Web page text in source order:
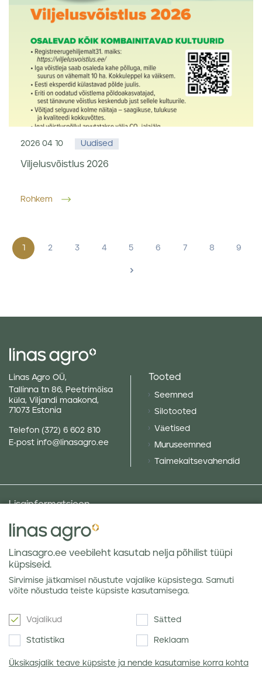
2026 04 10 Uudised
Viljelusvõistlus 2026
Rohkem
1 2 3 4 5 6 7 8 9
>
Linas Agro OÜ,
Tallinna tn 86, Peetrimõisa
küla, Viljandi maakond,
71073 Estonia
Telefon (372) 6 602 810
E-post info@linasagro.ee
Tooted
Seemned
Silotooted
Väetised
Muruseemned
Taimekaitsevahendid
Lisainformatsioon
Taluniku põllugalerii
Sotsiaalne vastutus ja poliitikad
Andmekaitsetingimused
Kauba hoiustamine
Teraviljaturu ülevaated
Uudiskiri
Linasagro.ee veebileht kasutab nelja põhilist tüüpi
küpsiseid.
Sirvimise jätkamisel nõustute vajalike küpsistega. Samuti
võite nõustuda teiste küpsiste kasutamisega.
Vajalikud Sätted
Statistika Reklaam
Üksikasjalik teave küpsiste ja nende kasutamise korra kohta